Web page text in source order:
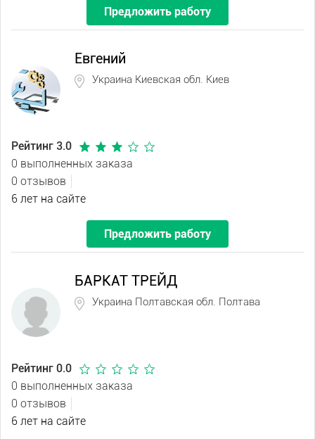
Предложить работу
Евгений
Украина Киевская обл. Киев
Рейтинг 3.0
0 выполненных заказа
0 отзывов
6 лет на сайте
Предложить работу
БАРКАТ ТРЕЙД
Украина Полтавская обл. Полтава
Рейтинг 0.0
0 выполненных заказа
0 отзывов
6 лет на сайте